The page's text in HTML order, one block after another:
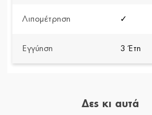
Λιπομέτρηση ✓
Εγγύηση 3 Έτη
Δες κι αυτά